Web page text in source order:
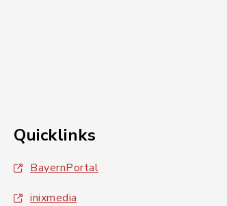
Quicklinks
BayernPortal
inixmedia